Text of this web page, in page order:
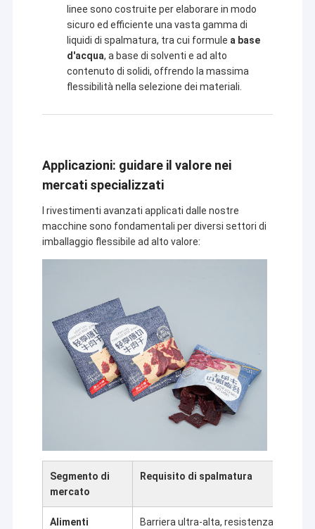
linee sono costruite per elaborare in modo
sicuro ed efficiente una vasta gamma di
liquidi di spalmatura, tra cui formule a base
d'acqua, a base di solventi e ad alto
contenuto di solidi, offrendo la massima
flessibilità nella selezione dei materiali.
Applicazioni: guidare il valore nei
mercati specializzati
I rivestimenti avanzati applicati dalle nostre
macchine sono fondamentali per diversi settori di
imballaggio flessibile ad alto valore:
Segmento di
mercato
Requisito di spalmatura
Alimenti
Barriera ultra-alta, resistenza